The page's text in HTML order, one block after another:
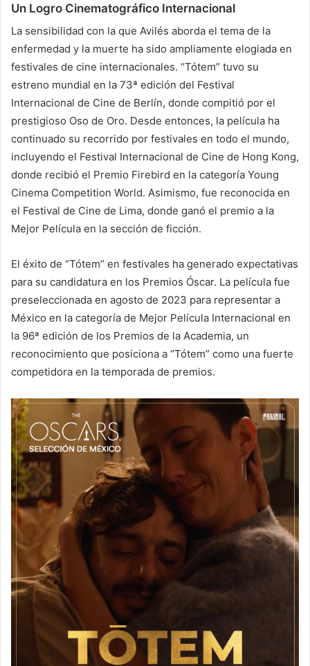
Un Logro Cinematográfico Internacional
La sensibilidad con la que Avilés aborda el tema de la
enfermedad y la muerte ha sido ampliamente elogiada en
festivales de cine internacionales. “Tótem” tuvo su
estreno mundial en la 73ª edición del Festival
Internacional de Cine de Berlín, donde compitió por el
prestigioso Oso de Oro. Desde entonces, la película ha
continuado su recorrido por festivales en todo el mundo,
incluyendo el Festival Internacional de Cine de Hong Kong,
donde recibió el Premio Firebird en la categoría Young
Cinema Competition World. Asimismo, fue reconocida en
el Festival de Cine de Lima, donde ganó el premio a la
Mejor Película en la sección de ficción.
El éxito de “Tótem” en festivales ha generado expectativas
para su candidatura en los Premios Óscar. La película fue
preseleccionada en agosto de 2023 para representar a
México en la categoría de Mejor Película Internacional en
la 96ª edición de los Premios de la Academia, un
reconocimiento que posiciona a “Tótem” como una fuerte
competidora en la temporada de premios.